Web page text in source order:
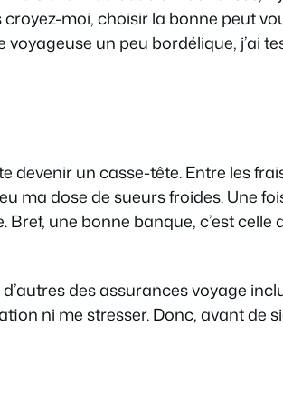
moi, choisir la bonne peut
un peu bordélique, j’ai
devenir un casse-tête. Entre les
ma dose de sueurs froides. Une
une bonne banque, c’est celle
des assurances voyage
ni me stresser. Donc, avant de